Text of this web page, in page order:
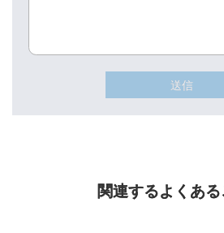
送信
関連するよくある